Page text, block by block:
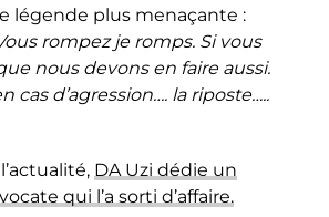
légende plus menaçante :
rompez je romps. Si vous
nous devons en faire aussi.
cas d’agression…. la riposte…..
DA Uzi dédie un
qui l’a sorti d’affaire.